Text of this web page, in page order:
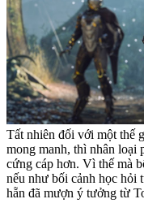
Tất nhiên đối với một thế
mong manh, thì nhân loại
cứng cáp hơn. Vì thế mà
nếu như bối cảnh học hỏi
hẵn đã mượn ý tưởng từ